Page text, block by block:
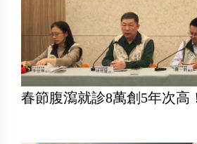
春節腹瀉就診8萬創5年次高